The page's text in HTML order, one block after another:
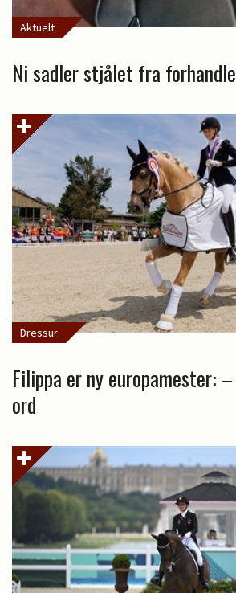
Aktuelt
Ni sadler stjålet fra
Dressur
Filippa er ny europamester:
ord